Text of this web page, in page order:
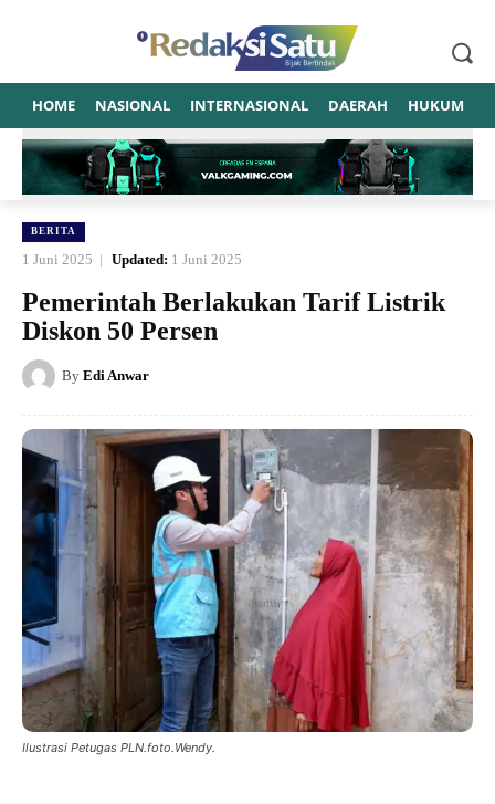
HOME NASIONAL INTERNASIONAL DAERAH HUKUM
BERITA
1 Juni 2025 Updated: 1 Juni 2025
Pemerintah Berlakukan Tarif Listrik
Diskon 50 Persen
By Edi Anwar
Ilustrasi Petugas PLN.foto.Wendy.